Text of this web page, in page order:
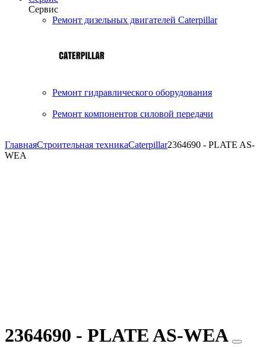
Сервис
Ремонт дизельных двигателей Caterpillar
Ремонт гидравлического оборудования
Ремонт компонентов силовой передачи
ГлавнаяСтроительная техникаCaterpillar2364690 - PLATE AS-
WEA
2364690 - PLATE AS-WEA